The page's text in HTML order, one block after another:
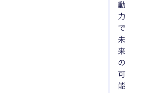
動
力
で
未
来
の
可
能